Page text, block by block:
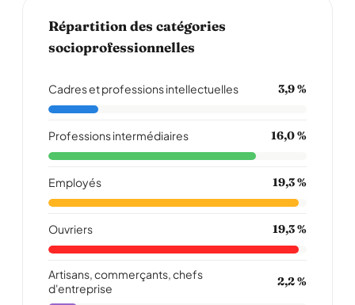
Répartition des catégories
socioprofessionnelles
Cadres et professions intellectuelles 3,9 %
Professions intermédiaires 16,0 %
Employés 19,3 %
Ouvriers 19,3 %
Artisans, commerçants, chefs
d'entreprise
2,2 %